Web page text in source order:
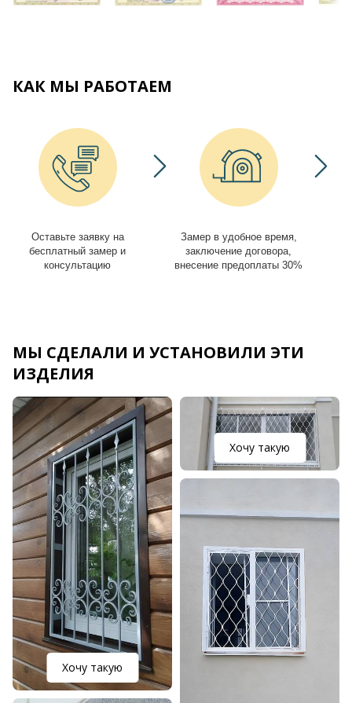
КАК МЫ РАБОТАЕМ
Оставьте заявку на
бесплатный замер и
консультацию
Замер в удобное время,
заключение договора,
внесение предоплаты 30%
МЫ СДЕЛАЛИ И УСТАНОВИЛИ ЭТИ
ИЗДЕЛИЯ
Хочу такую
Хочу такую